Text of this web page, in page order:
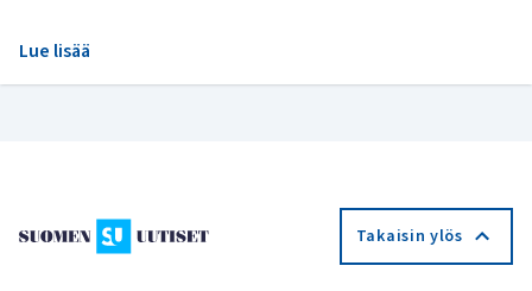
Lue lisää
Takaisin ylös